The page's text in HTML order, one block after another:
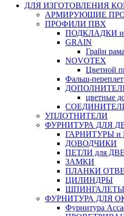
ДЛЯ ИЗГОТОВЛЕНИЯ
АРМИРУЮЩИЕ
ПРОФИЛИ ПВХ
ПОДКЛАДКИ
GRAIN
Грайн
NOVOTEX
Цветной
Фальш-переплет
цветные
УПЛОТНИТЕЛИ
ФУРНИТУРА ДЛЯ
ГАРНИТУРЫ и
ДОВОДЧИКИ
ПЕТЛИ для
ЗАМКИ
ПЛАНКИ
ЦИЛИНДРЫ
ШПИНГАЛЕТЫ
ФУРНИТУРА ДЛЯ
Фурнитура